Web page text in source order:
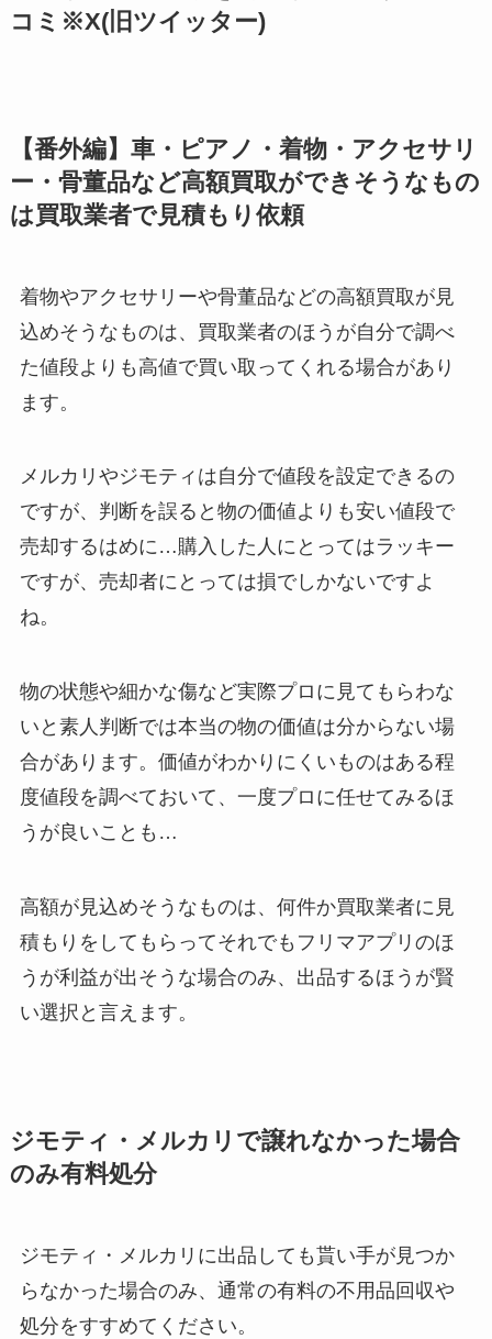
コミ※X(旧ツイッター)
【番外編】車・ピアノ・着物・アクセサリ
ー・骨董品など高額買取ができそうなもの
は買取業者で見積もり依頼
着物やアクセサリーや骨董品などの高額買取が見
込めそうなものは、買取業者のほうが自分で調べ
た値段よりも高値で買い取ってくれる場合があり
ます。
メルカリやジモティは自分で値段を設定できるの
ですが、判断を誤ると物の価値よりも安い値段で
売却するはめに…購入した人にとってはラッキー
ですが、売却者にとっては損でしかないですよ
ね。
物の状態や細かな傷など実際プロに見てもらわな
いと素人判断では本当の物の価値は分からない場
合があります。価値がわかりにくいものはある程
度値段を調べておいて、一度プロに任せてみるほ
うが良いことも…
高額が見込めそうなものは、何件か買取業者に見
積もりをしてもらってそれでもフリマアプリのほ
うが利益が出そうな場合のみ、出品するほうが賢
い選択と言えます。
ジモティ・メルカリで譲れなかった場合
のみ有料処分
ジモティ・メルカリに出品しても貰い手が見つか
らなかった場合のみ、通常の有料の不用品回収や
処分をすすめてください。